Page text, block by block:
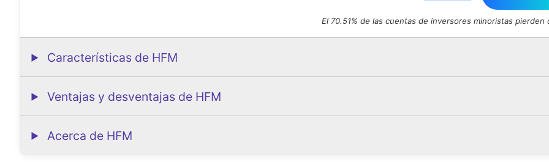
El 70.51% de las cuentas de inversores minoristas pierden
Características de HFM
Ventajas y desventajas de HFM
Acerca de HFM